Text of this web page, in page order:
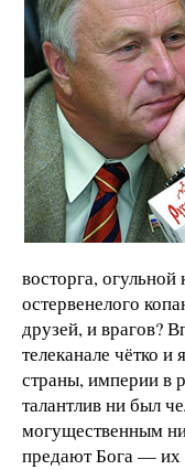
восторга,
остервенелого
друзей, и врагов?
телеканале чётко
страны, империи в
талантлив ни был
могущественным
предают Бога — их